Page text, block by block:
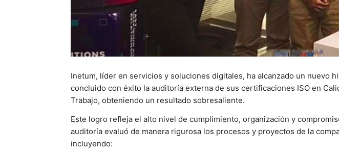
Inetum, líder en servicios y soluciones digitales, ha alcanzado un nuevo
concluido con éxito la auditoría externa de sus certificaciones ISO en
Trabajo, obteniendo un resultado sobresaliente.
Este logro refleja el alto nivel de cumplimiento, organización y
auditoría evaluó de manera rigurosa los procesos y proyectos de la
incluyendo: